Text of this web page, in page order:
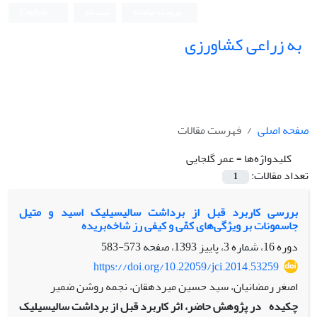
به زراعی کشاورزی
صفحه اصلی
فهرست مقالات
کلیدواژه‌ها =عمر ‌گلجایی
تعداد مقالات:
1
بررسی کاربرد قبل از برداشت سالیسیلیک اسید و متیل
جاسمونات بر ویژگی‌های کمّی و کیفی رز شاخه‌بریده
دوره 16، شماره 3، پاییز 1393، صفحه
573-583
https://doi.org/10.22059/jci.2014.53259
اصغر رمضانیان، سید حسین میردهقان، نجمه روشن ضمیر
چکیده در پژوهش حاضر، اثر کاربرد قبل از برداشت سالیسیلیک